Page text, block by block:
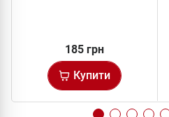
185 грн
Купити